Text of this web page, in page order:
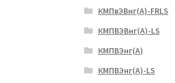
КМПвЭВнг(А)-FRLS
КМПВЭВнг(А)-LS
КМПВЭнг(А)
КМПВЭнг(А)-LS